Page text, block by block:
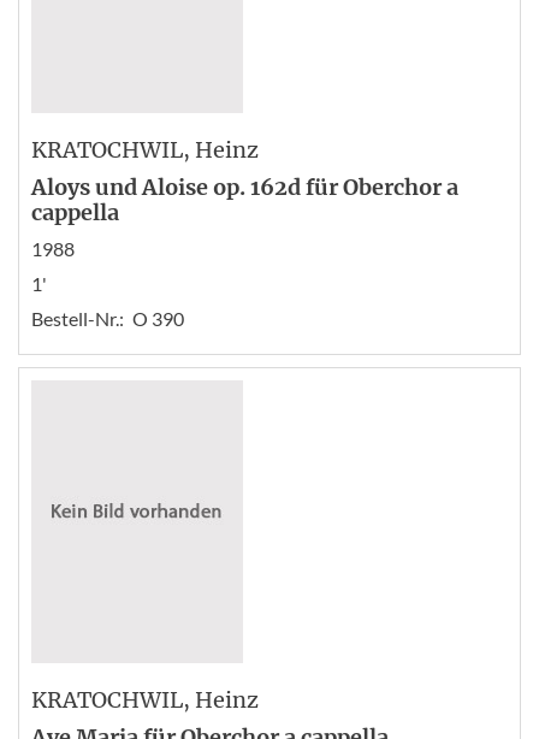
KRATOCHWIL, Heinz
Aloys und Aloise op. 162d für Oberchor a
cappella
1988
1'
Bestell-Nr.: O 390
KRATOCHWIL, Heinz